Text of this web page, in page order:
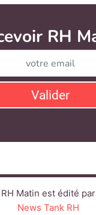
RH
Valider
RH Matin est édité par
News Tank RH